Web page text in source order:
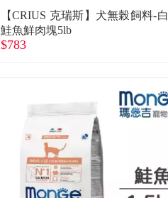
【CRIUS 克瑞斯】犬無榖飼料-白
鮭魚鮮肉塊5lb
$783